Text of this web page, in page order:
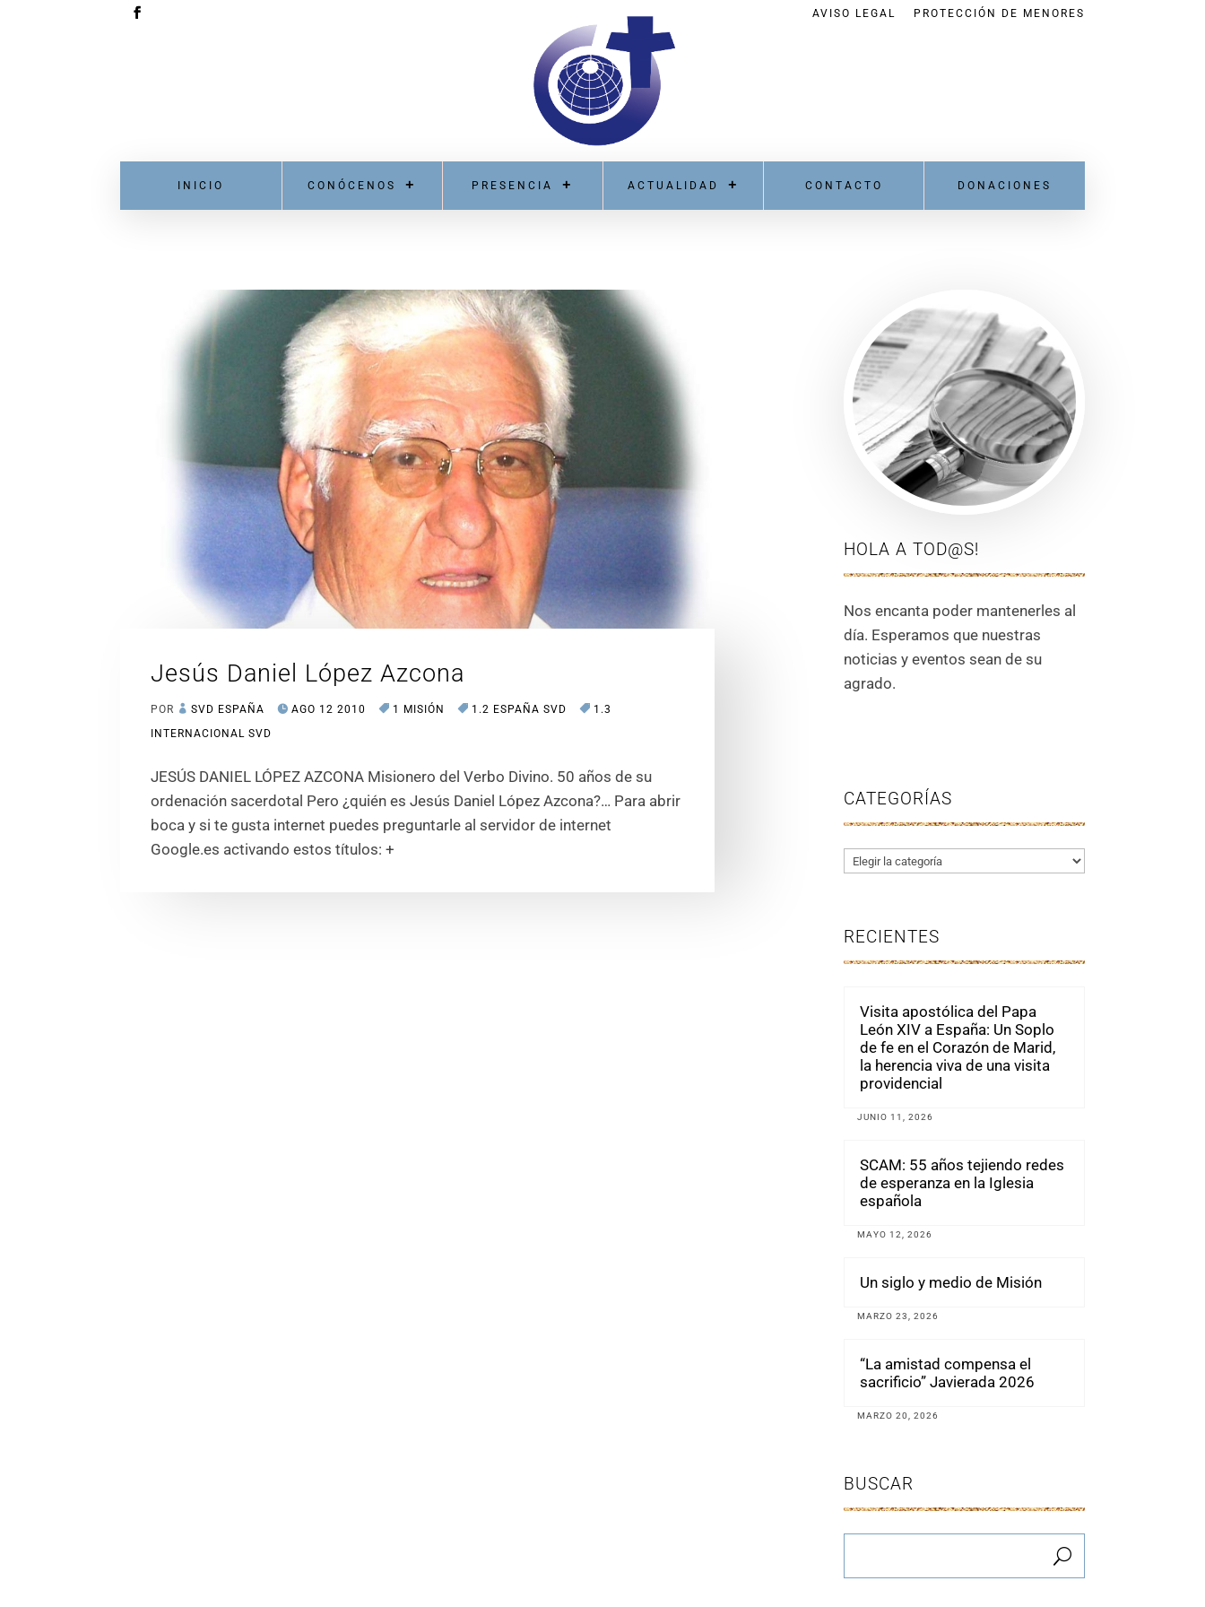
AVISO LEGAL PROTECCIÓN DE MENORES
INICIO CONÓCENOS PRESENCIA ACTUALIDAD CONTACTO DONACIONES
Jesús Daniel López Azcona
POR SVD ESPAÑA AGO 12 2010 1 MISIÓN 1.2 ESPAÑA SVD
1.3
INTERNACIONAL SVD
JESÚS DANIEL LÓPEZ AZCONA Misionero del Verbo Divino. 50 años de su
ordenación sacerdotal Pero ¿quién es Jesús Daniel López Azcona?… Para abrir
boca y si te gusta internet puedes preguntarle al servidor de internet
Google.es activando estos títulos: +
HOLA A TOD@S!
Nos encanta poder mantenerles al
día. Esperamos que nuestras
noticias y eventos sean de su
agrado.
CATEGORÍAS
Categorías
RECIENTES
Visita apostólica del Papa
León XIV a España: Un Soplo
de fe en el Corazón de Marid,
la herencia viva de una visita
providencial
JUNIO 11, 2026
SCAM: 55 años tejiendo redes
de esperanza en la Iglesia
española
MAYO 12, 2026
Un siglo y medio de Misión
MARZO 23, 2026
“La amistad compensa el
sacrificio” Javierada 2026
MARZO 20, 2026
BUSCAR